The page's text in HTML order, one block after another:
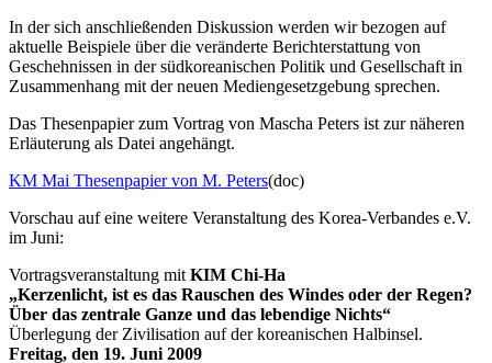
In der sich anschließenden Diskussion werden wir bezogen auf
aktuelle Beispiele über die veränderte Berichterstattung von
Geschehnissen in der südkoreanischen Politik und Gesellschaft in
Zusammenhang mit der neuen Mediengesetzgebung sprechen.
Das Thesenpapier zum Vortrag von Mascha Peters ist zur näheren
Erläuterung als Datei angehängt.
KM Mai Thesenpapier von M. Peters(doc)
Vorschau auf eine weitere Veranstaltung des Korea-Verbandes e.V.
im Juni:
Vortragsveranstaltung mit KIM Chi-Ha
„Kerzenlicht, ist es das Rauschen des Windes oder der Regen?
Über das zentrale Ganze und das lebendige Nichts“
Überlegung der Zivilisation auf der koreanischen Halbinsel.
Freitag, den 19. Juni 2009